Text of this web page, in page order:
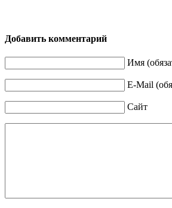
Добавить комментарий
Имя
E-Mail
Сайт